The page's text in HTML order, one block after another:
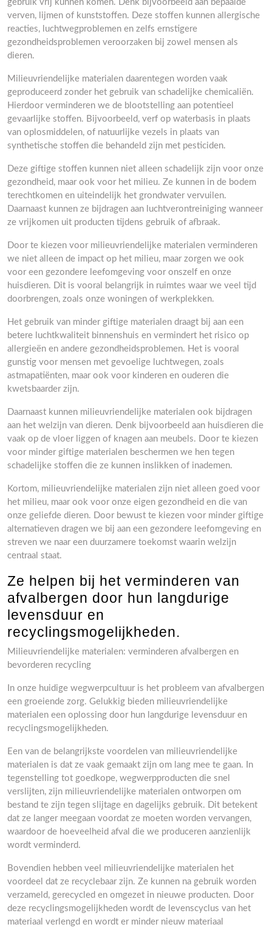
gebruik vrij kunnen komen. Denk bijvoorbeeld aan bepaalde
verven, lijmen of kunststoffen. Deze stoffen kunnen allergische
reacties, luchtwegproblemen en zelfs ernstigere
gezondheidsproblemen veroorzaken bij zowel mensen als
dieren.
Milieuvriendelijke materialen daarentegen worden vaak
geproduceerd zonder het gebruik van schadelijke chemicaliën.
Hierdoor verminderen we de blootstelling aan potentieel
gevaarlijke stoffen. Bijvoorbeeld, verf op waterbasis in plaats
van oplosmiddelen, of natuurlijke vezels in plaats van
synthetische stoffen die behandeld zijn met pesticiden.
Deze giftige stoffen kunnen niet alleen schadelijk zijn voor onze
gezondheid, maar ook voor het milieu. Ze kunnen in de bodem
terechtkomen en uiteindelijk het grondwater vervuilen.
Daarnaast kunnen ze bijdragen aan luchtverontreiniging wanneer
ze vrijkomen uit producten tijdens gebruik of afbraak.
Door te kiezen voor milieuvriendelijke materialen verminderen
we niet alleen de impact op het milieu, maar zorgen we ook
voor een gezondere leefomgeving voor onszelf en onze
huisdieren. Dit is vooral belangrijk in ruimtes waar we veel tijd
doorbrengen, zoals onze woningen of werkplekken.
Het gebruik van minder giftige materialen draagt bij aan een
betere luchtkwaliteit binnenshuis en vermindert het risico op
allergieën en andere gezondheidsproblemen. Het is vooral
gunstig voor mensen met gevoelige luchtwegen, zoals
astmapatiënten, maar ook voor kinderen en ouderen die
kwetsbaarder zijn.
Daarnaast kunnen milieuvriendelijke materialen ook bijdragen
aan het welzijn van dieren. Denk bijvoorbeeld aan huisdieren die
vaak op de vloer liggen of knagen aan meubels. Door te kiezen
voor minder giftige materialen beschermen we hen tegen
schadelijke stoffen die ze kunnen inslikken of inademen.
Kortom, milieuvriendelijke materialen zijn niet alleen goed voor
het milieu, maar ook voor onze eigen gezondheid en die van
onze geliefde dieren. Door bewust te kiezen voor minder giftige
alternatieven dragen we bij aan een gezondere leefomgeving en
streven we naar een duurzamere toekomst waarin welzijn
centraal staat.
Ze helpen bij het verminderen van
afvalbergen door hun langdurige
levensduur en
recyclingsmogelijkheden.
Milieuvriendelijke materialen: verminderen afvalbergen en
bevorderen recycling
In onze huidige wegwerpcultuur is het probleem van afvalbergen
een groeiende zorg. Gelukkig bieden milieuvriendelijke
materialen een oplossing door hun langdurige levensduur en
recyclingsmogelijkheden.
Een van de belangrijkste voordelen van milieuvriendelijke
materialen is dat ze vaak gemaakt zijn om lang mee te gaan. In
tegenstelling tot goedkope, wegwerpproducten die snel
verslijten, zijn milieuvriendelijke materialen ontworpen om
bestand te zijn tegen slijtage en dagelijks gebruik. Dit betekent
dat ze langer meegaan voordat ze moeten worden vervangen,
waardoor de hoeveelheid afval die we produceren aanzienlijk
wordt verminderd.
Bovendien hebben veel milieuvriendelijke materialen het
voordeel dat ze recyclebaar zijn. Ze kunnen na gebruik worden
verzameld, gerecycled en omgezet in nieuwe producten. Door
deze recyclingsmogelijkheden wordt de levenscyclus van het
materiaal verlengd en wordt er minder nieuw materiaal